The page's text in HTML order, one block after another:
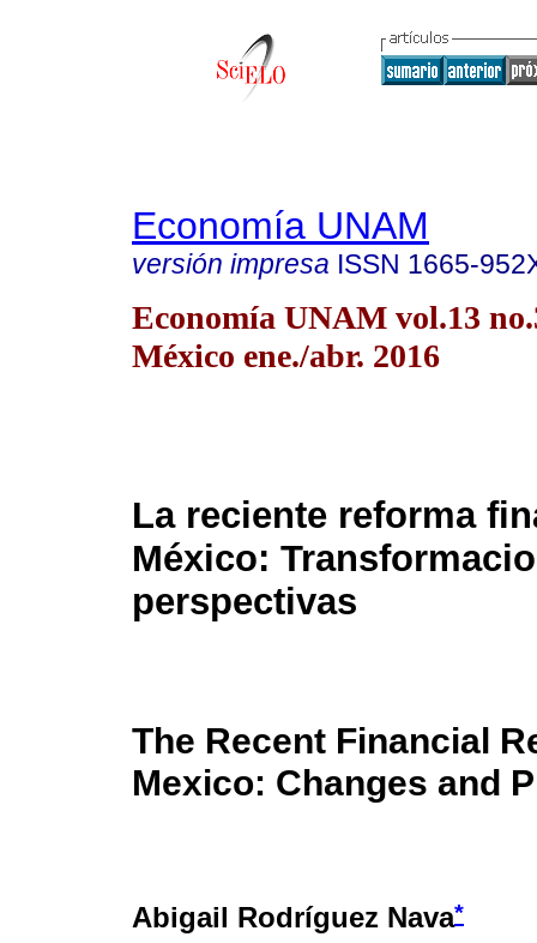
Economía UNAM
versión impresa ISSN 1665-
Economía UNAM vol.13
México ene./abr. 2016
La reciente reforma
México:
perspectivas
The Recent Financial
Mexico: Changes and
Abigail Rodríguez Nava*